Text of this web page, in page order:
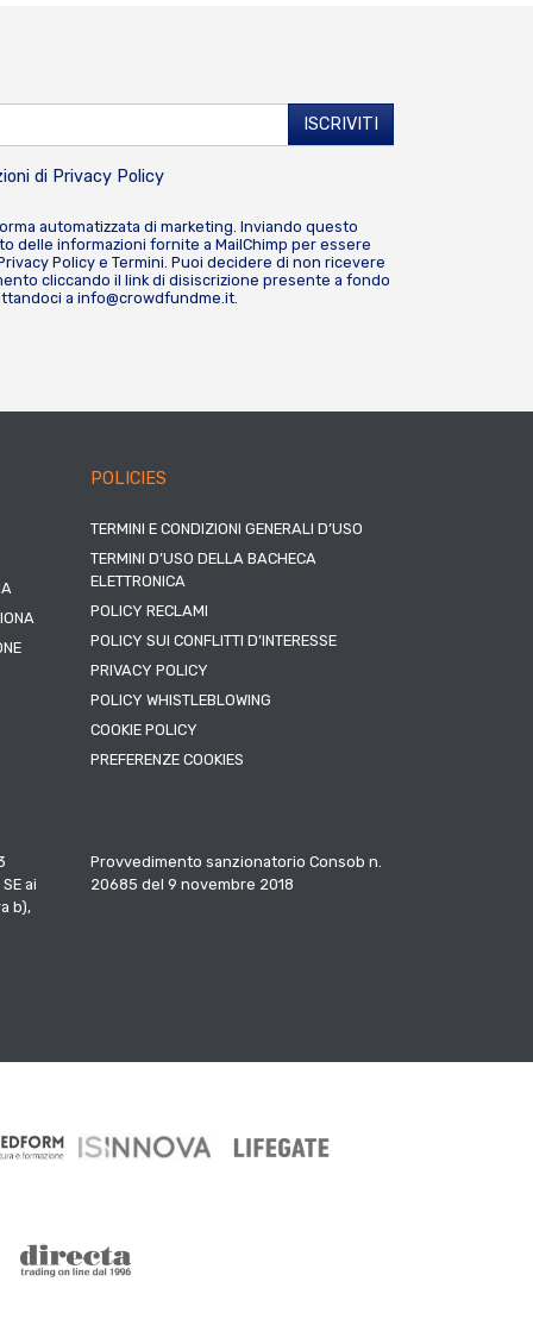
di Privacy Policy
automatizzata di marketing. Inviando questo
delle informazioni fornite a MailChimp per essere
Policye Termini. Puoi decidere di non ricevere
cliccando il link di disiscrizione presente a fondo
a info@crowdfundme.it.
POLICIES
TERMINI E CONDIZIONI GENERALI D’USO
TERMINI D’USO DELLA BACHECA
ELETTRONICA
POLICY RECLAMI
POLICY SUI CONFLITTI D’INTERESSE
PRIVACY POLICY
POLICY WHISTLEBLOWING
COOKIE POLICY
PREFERENZE COOKIES
ai
b),
Provvedimento sanzionatorio Consob n.
20685 del 9 novembre 2018